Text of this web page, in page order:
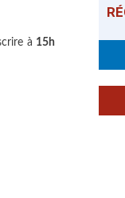
à 15h